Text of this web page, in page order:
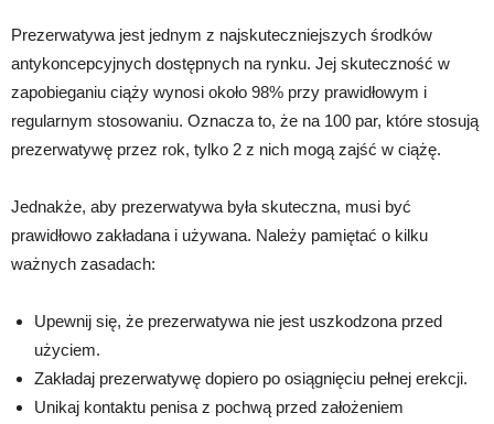
Prezerwatywa jest jednym z najskuteczniejszych środków
antykoncepcyjnych dostępnych na rynku. Jej skuteczność w
zapobieganiu ciąży wynosi około 98% przy prawidłowym i
regularnym stosowaniu. Oznacza to, że na 100 par, które stosują
prezerwatywę przez rok, tylko 2 z nich mogą zajść w ciążę.
Jednakże, aby prezerwatywa była skuteczna, musi być
prawidłowo zakładana i używana. Należy pamiętać o kilku
ważnych zasadach:
Upewnij się, że prezerwatywa nie jest uszkodzona przed
użyciem.
Zakładaj prezerwatywę dopiero po osiągnięciu pełnej erekcji.
Unikaj kontaktu penisa z pochwą przed założeniem